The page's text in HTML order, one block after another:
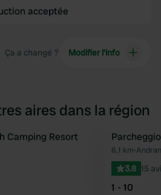
acceptée
Ça a changé ? Modifier l’info
aires dans la région
Préféré
Camping Resort
6,1 km•
3.8 15
1 - 10